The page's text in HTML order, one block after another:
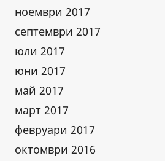
ноември 2017
септември 2017
юли 2017
юни 2017
май 2017
март 2017
февруари 2017
октомври 2016